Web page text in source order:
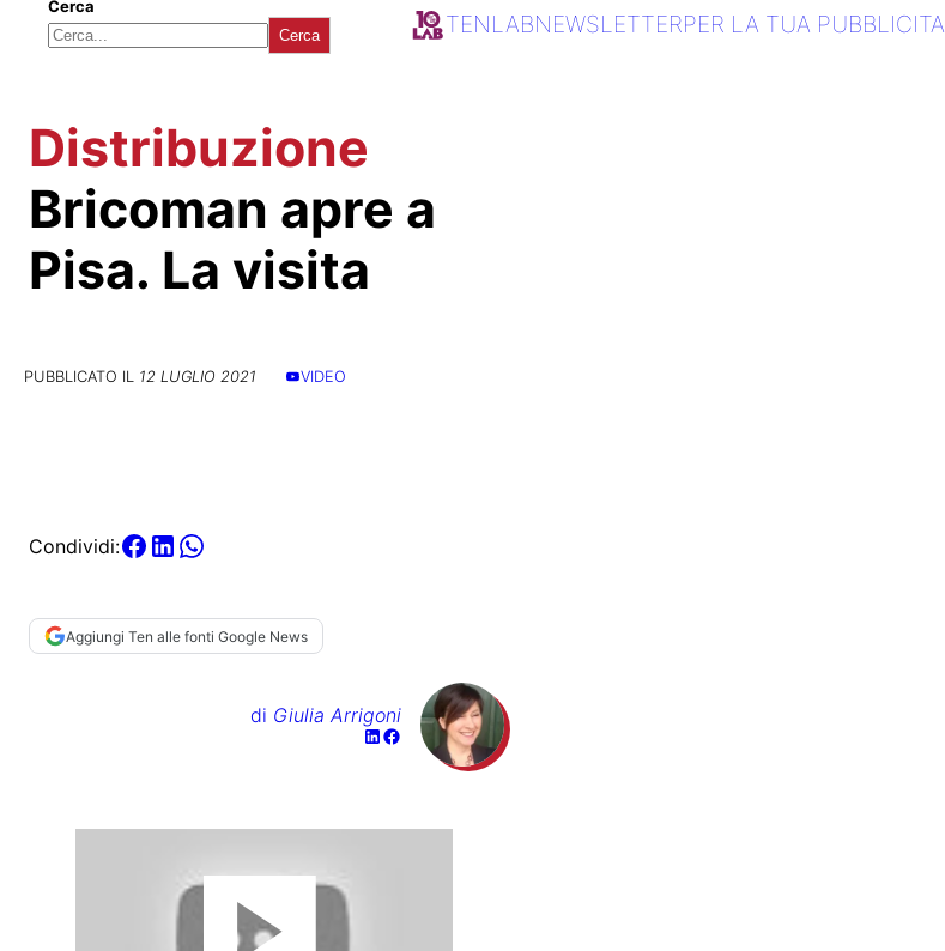
Cerca
Cerca TENLABNEWSLETTERPER LA TUA PUBBLICITA
Distribuzione
Bricoman apre a
Pisa. La visita
PUBBLICATO IL 12 LUGLIO 2021 VIDEO
Condividi:
Aggiungi Ten alle fonti Google News
di Giulia Arrigoni